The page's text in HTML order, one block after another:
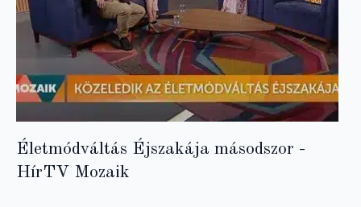
Életmódváltás Éjszakája másodszor -
HírTV Mozaik